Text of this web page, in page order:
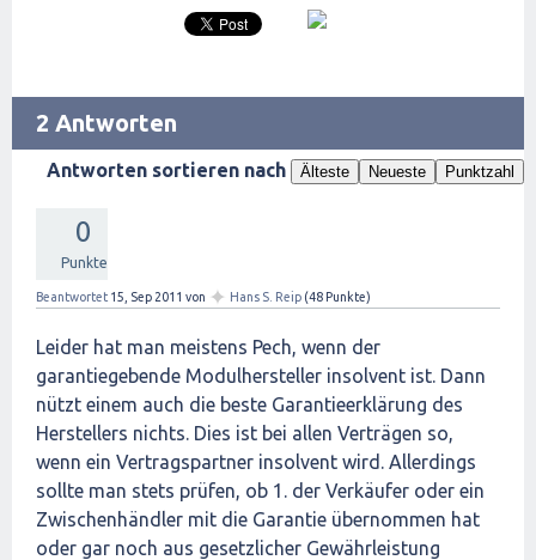
2 Antworten
Antworten sortieren nach Älteste Neueste Punktzahl
0
Punkte
Beantwortet 15, Sep 2011 von ✦ Hans S. Reip (48 Punkte)
Leider hat man meistens Pech, wenn der
garantiegebende Modulhersteller insolvent ist. Dann
nützt einem auch die beste Garantieerklärung des
Herstellers nichts. Dies ist bei allen Verträgen so,
wenn ein Vertragspartner insolvent wird. Allerdings
sollte man stets prüfen, ob 1. der Verkäufer oder ein
Zwischenhändler mit die Garantie übernommen hat
oder gar noch aus gesetzlicher Gewährleistung